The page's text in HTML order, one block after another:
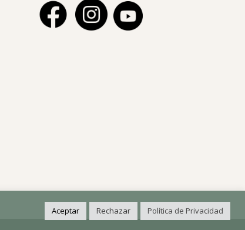
Aceptar Rechazar Política de Privacidad